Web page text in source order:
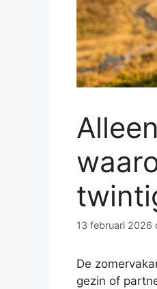
13 februari 2026
De
gezin of